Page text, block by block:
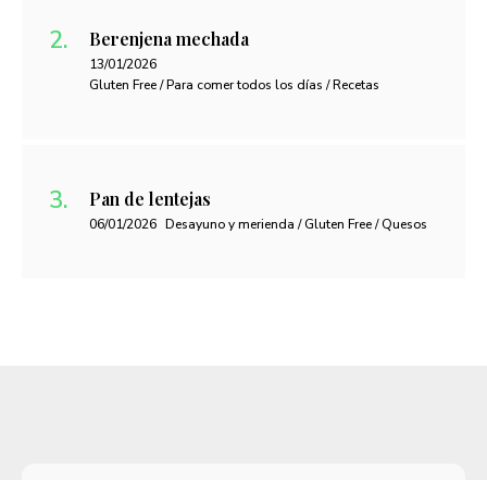
Berenjena mechada
13/01/2026
Gluten Free / Para comer todos los días / Recetas
Pan de lentejas
06/01/2026 Desayuno y merienda / Gluten Free / Quesos